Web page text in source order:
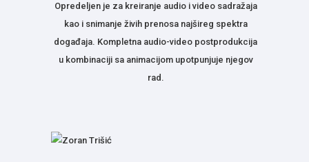
Opredeljen je za kreiranje audio i video sadražaja
kao i snimanje živih prenosa najšireg spektra
događaja. Kompletna audio-video postprodukcija
u kombinaciji sa animacijom upotpunjuje njegov
rad.